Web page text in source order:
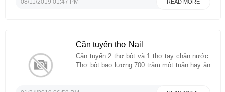
08/11/2019 01:47 PM READ MORE
Cần tuyển thợ Nail
Cần tuyển 2 thợ bột và 1 thợ tay chân nước.
Thợ bột bao lương 700 trăm một tuần hay ăn